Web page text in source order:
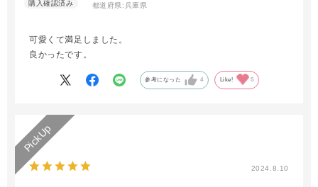
都道府県:兵庫県
可愛くて満足しました。
良かったです。
参考になった 4 Like! 5
2024.8.10